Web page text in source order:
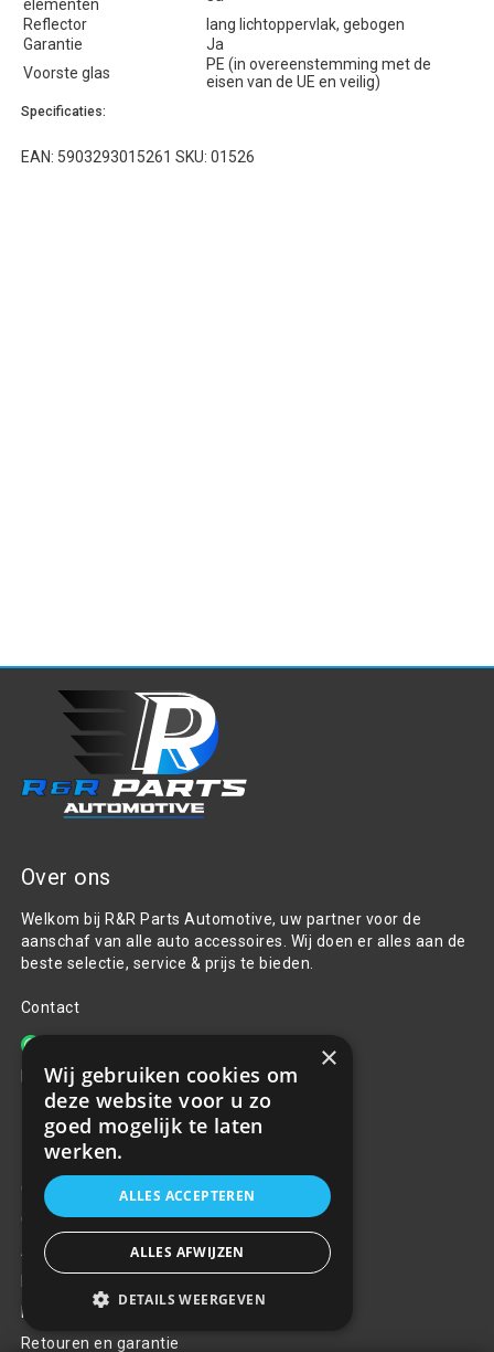
elementen
Reflector
lang lichtoppervlak, gebogen
Garantie
Ja
Voorste glas
PE (in overeenstemming met de
eisen van de UE en veilig)
Specificaties:
EAN: 5903293015261 SKU: 01526
Over ons
Welkom bij R&R Parts Automotive, uw partner voor de
aanschaf van alle auto accessoires. Wij doen er alles aan de
beste selectie, service & prijs te bieden.
Contact
info@rrparts.nl
Klantenservice
Over ons
Contact
Algemene voorwaarden
Klachten
Retouren en garantie
×
Wij gebruiken cookies om
deze website voor u zo
goed mogelijk te laten
werken.
ALLES ACCEPTEREN
ALLES AFWIJZEN
DETAILS WEERGEVEN